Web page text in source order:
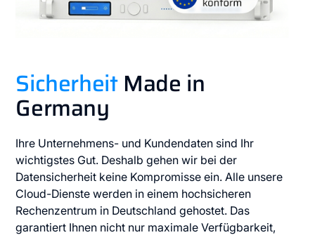
Sicherheit Made in
Germany
Ihre Unternehmens- und Kundendaten sind Ihr
wichtigstes Gut. Deshalb gehen wir bei der
Datensicherheit keine Kompromisse ein. Alle unsere
Cloud-Dienste werden in einem hochsicheren
Rechenzentrum in Deutschland gehostet. Das
garantiert Ihnen nicht nur maximale Verfügbarkeit,